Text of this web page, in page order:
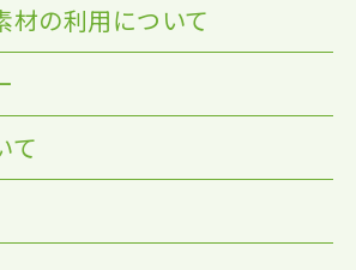
材の利用について
て